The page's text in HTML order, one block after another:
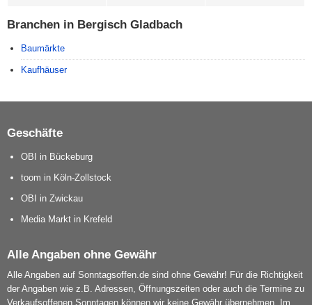
Branchen in Bergisch Gladbach
Baumärkte
Kaufhäuser
Geschäfte
OBI in Bückeburg
toom in Köln-Zollstock
OBI in Zwickau
Media Markt in Krefeld
Alle Angaben ohne Gewähr
Alle Angaben auf Sonntagsoffen.de sind ohne Gewähr! Für die Richtigkeit
der Angaben wie z.B. Adressen, Öffnungszeiten oder auch die Termine zu
Verkaufsoffenen Sonntagen können wir keine Gewähr übernehmen. Im